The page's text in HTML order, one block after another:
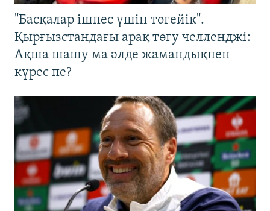
"Басқалар ішпес үшін төгейік".
Қырғызстандағы арақ төгу челленджі:
Ақша шашу ма әлде жамандықпен
күрес пе?